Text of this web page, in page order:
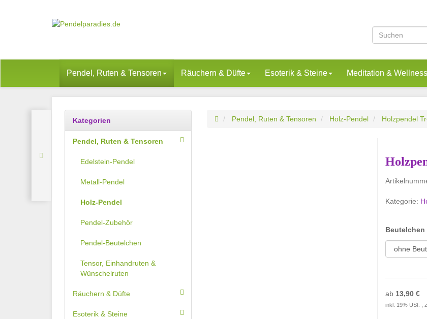
Pendel, Ruten & Tensoren Räuchern & Düfte Esoterik & Steine Meditation & Wellness
Pendel, Ruten & Tensoren Holz-Pendel Holzpendel
Kategorie:
Beutelchen
ab 13,90 €
inkl. 19% USt. ,
Kategorien
Pendel, Ruten & Tensoren
Edelstein-Pendel
Metall-Pendel
Holz-Pendel
Pendel-Zubehör
Pendel-Beutelchen
Tensor, Einhandruten &
Wünschelruten
Räuchern & Düfte
Esoterik & Steine